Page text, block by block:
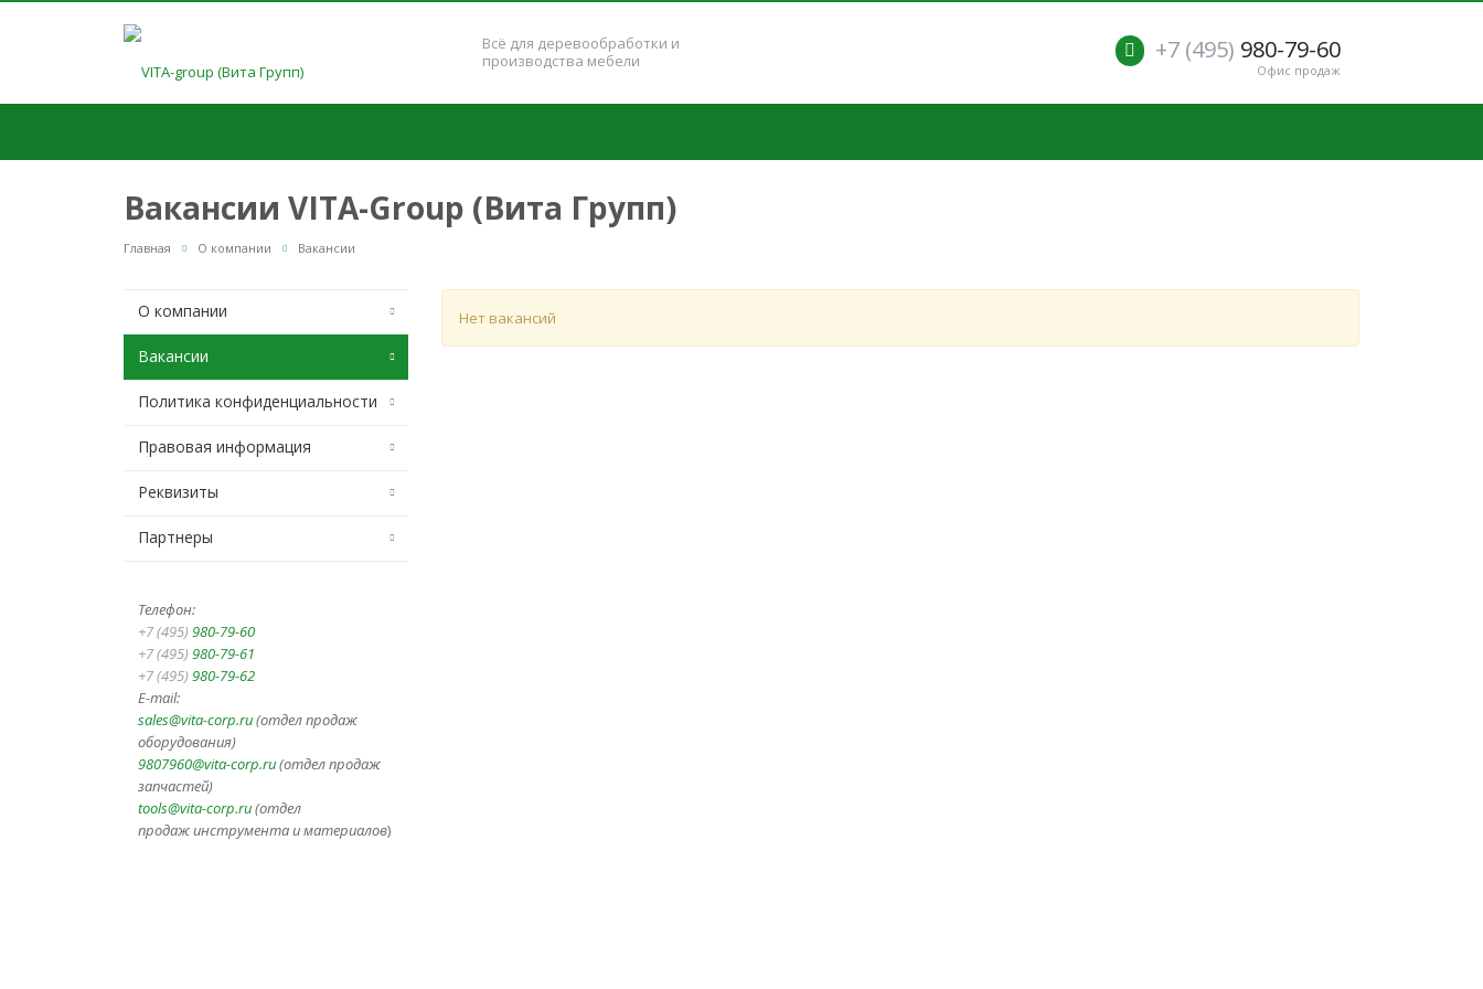
Всё для деревообработки и
производства мебели
+7 (495) 980-79-60
Офис продаж
Вакансии VITA-Group (Вита Групп)
Главная О компании Вакансии
О компании
Вакансии
Политика конфиденциальности
Правовая информация
Реквизиты
Партнеры
Телефон:
+7 (495) 980-79-60
+7 (495) 980-79-61
+7 (495) 980-79-62
E-mail:
sales@vita-corp.ru(отдел продаж
оборудования)
9807960@vita-corp.ru(отдел продаж
запчастей)
tools@vita-corp.ru(отдел
продаж инструмента иматериалов)
Нет вакансий